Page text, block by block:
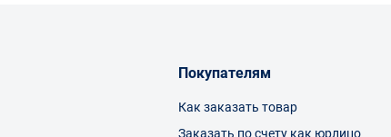
максимальный рабочий
Покупателям
Как заказать товар
Заказать по счету как юрлицо